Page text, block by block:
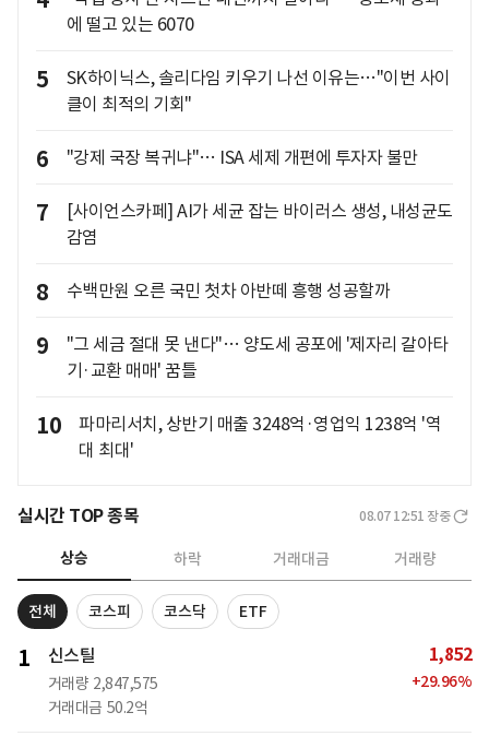
에 떨고 있는 6070
5
SK하이닉스, 솔리다임 키우기 나선 이유는…"이번 사이
클이 최적의 기회"
6 "강제 국장 복귀냐"… ISA 세제 개편에 투자자 불만
7
[사이언스카페] AI가 세균 잡는 바이러스 생성, 내성균도
감염
8 수백만원 오른 국민 첫차 아반떼 흥행 성공할까
9
"그 세금 절대 못 낸다"… 양도세 공포에 '제자리 갈아타
기·교환 매매' 꿈틀
10
파마리서치, 상반기 매출 3248억·영업익 1238억 '역
대 최대'
실시간 TOP 종목 08.07 12:51 장중
상승 하락 거래대금 거래량
전체 코스피 코스닥 ETF
1 신스틸
거래량 2,847,575
거래대금 50.2억
1,852
+29.96%